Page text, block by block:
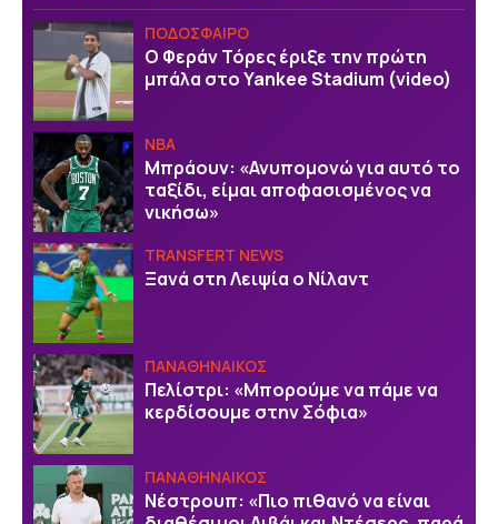
ΠΟΔΟΣΦΑΙΡΟ
Ο Φεράν Τόρες έριξε την πρώτη
μπάλα στο Yankee Stadium (video)
NBA
Μπράουν: «Ανυπομονώ για αυτό το
ταξίδι, είμαι αποφασισμένος να
νικήσω»
TRANSFERT NEWS
Ξανά στη Λειψία ο Νίλαντ
ΠΑΝΑΘΗΝΑΙΚΟΣ
Πελίστρι: «Μπορούμε να πάμε να
κερδίσουμε στην Σόφια»
ΠΑΝΑΘΗΝΑΙΚΟΣ
Νέστρουπ: «Πιο πιθανό να είναι